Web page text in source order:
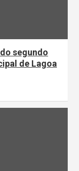
segundo
de Lagoa